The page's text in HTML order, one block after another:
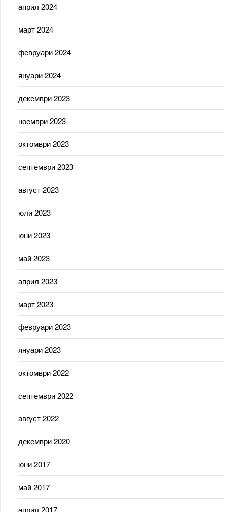
април 2024
март 2024
февруари 2024
януари 2024
декември 2023
ноември 2023
октомври 2023
септември 2023
август 2023
юли 2023
юни 2023
май 2023
април 2023
март 2023
февруари 2023
януари 2023
октомври 2022
септември 2022
август 2022
декември 2020
юни 2017
май 2017
април 2017